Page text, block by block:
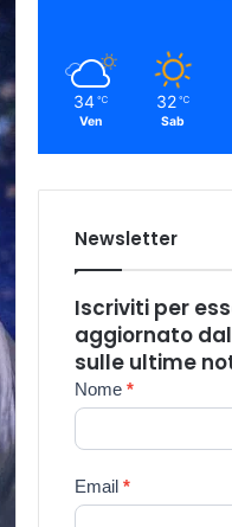
34 ℃
Ven
32 ℃
Sab
Newsletter
Iscriviti per
aggiornato
sulle ultime
Newsletter
Nome*
Email*